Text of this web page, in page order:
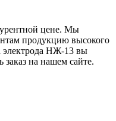
цене. Мы
продукцию высокого
электрода НЖ-13 вы
заказ на нашем сайте.